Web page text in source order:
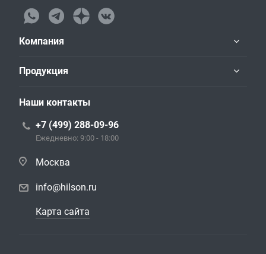
Компания
Продукция
Наши контакты
+7 (499) 288-09-96
Ежедневно: 9:00 - 18:00
Москва
info@hilson.ru
Карта сайта